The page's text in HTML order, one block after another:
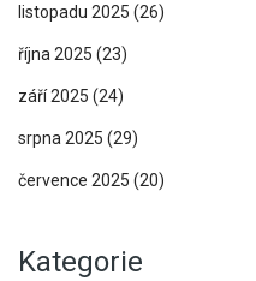
listopadu 2025 (26)
října 2025 (23)
září 2025 (24)
srpna 2025 (29)
července 2025 (20)
Kategorie